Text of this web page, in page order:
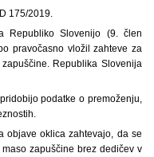
175/2019.
Republiko Slovenijo (9. člen
pravočasno vložil zahteve za
Republika Slovenija
podatke o premoženju,
objave oklica zahtevajo, da se
zapuščine brez dedičev v